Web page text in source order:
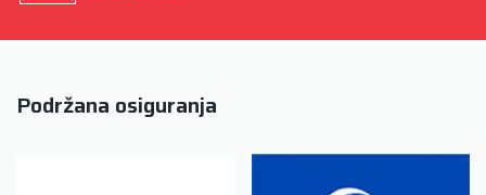
Podržana osiguranja